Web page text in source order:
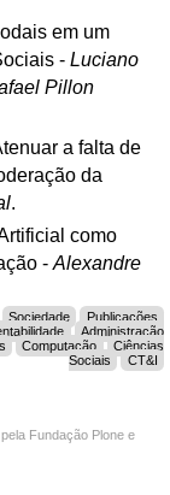
em um
-Luciano
Pillon
a falta de
da
.
como
-Alexandre
Sociedade
Publicações
Administração
Computação
Ciências
Sociais
CT&I
Fundação Plone e